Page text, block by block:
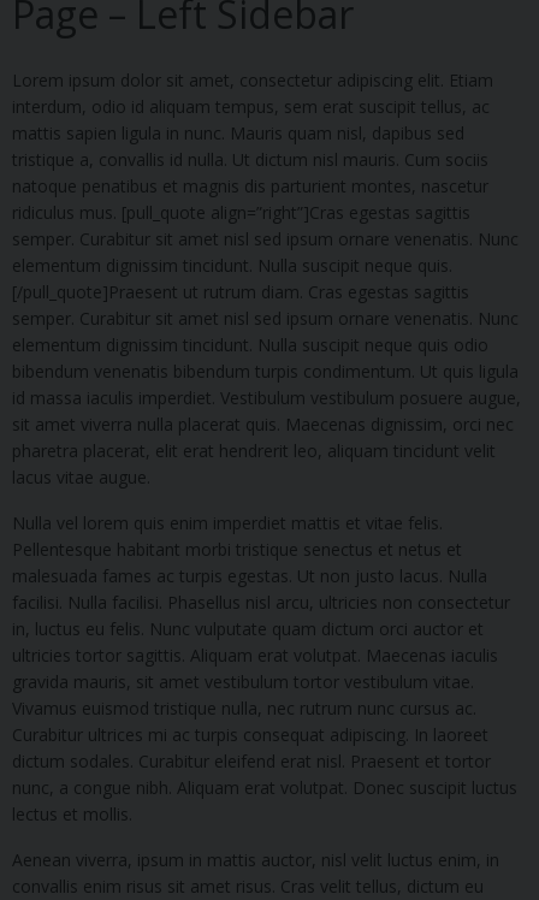
Page – Left Sidebar
Lorem ipsum dolor sit amet, consectetur adipiscing elit. Etiam
interdum, odio id aliquam tempus, sem erat suscipit tellus, ac
mattis sapien ligula in nunc. Mauris quam nisl, dapibus sed
tristique a, convallis id nulla. Ut dictum nisl mauris. Cum sociis
natoque penatibus et magnis dis parturient montes, nascetur
ridiculus mus. [pull_quote align=”right”]Cras egestas sagittis
semper. Curabitur sit amet nisl sed ipsum ornare venenatis. Nunc
elementum dignissim tincidunt. Nulla suscipit neque quis.
[/pull_quote]Praesent ut rutrum diam. Cras egestas sagittis
semper. Curabitur sit amet nisl sed ipsum ornare venenatis. Nunc
elementum dignissim tincidunt. Nulla suscipit neque quis odio
bibendum venenatis bibendum turpis condimentum. Ut quis ligula
id massa iaculis imperdiet. Vestibulum vestibulum posuere augue,
sit amet viverra nulla placerat quis. Maecenas dignissim, orci nec
pharetra placerat, elit erat hendrerit leo, aliquam tincidunt velit
lacus vitae augue.
Nulla vel lorem quis enim imperdiet mattis et vitae felis.
Pellentesque habitant morbi tristique senectus et netus et
malesuada fames ac turpis egestas. Ut non justo lacus. Nulla
facilisi. Nulla facilisi. Phasellus nisl arcu, ultricies non consectetur
in, luctus eu felis. Nunc vulputate quam dictum orci auctor et
ultricies tortor sagittis. Aliquam erat volutpat. Maecenas iaculis
gravida mauris, sit amet vestibulum tortor vestibulum vitae.
Vivamus euismod tristique nulla, nec rutrum nunc cursus ac.
Curabitur ultrices mi ac turpis consequat adipiscing. In laoreet
dictum sodales. Curabitur eleifend erat nisl. Praesent et tortor
nunc, a congue nibh. Aliquam erat volutpat. Donec suscipit luctus
lectus et mollis.
Aenean viverra, ipsum in mattis auctor, nisl velit luctus enim, in
convallis enim risus sit amet risus. Cras velit tellus, dictum eu